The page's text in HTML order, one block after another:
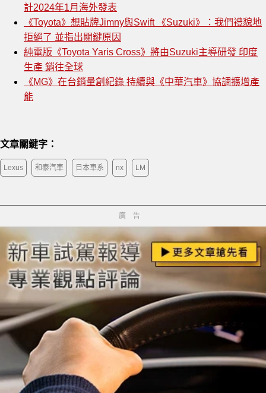
計2024年1月海外發表
《Toyota》想貼牌Jimny與Swift 《Suzuki》：我們禮貌地
拒絕了 並指出關鍵原因
純電版《Toyota Yaris Cross》將由Suzuki主導研發 印度
生產 銷往全球
《MG》在台銷量創紀錄 持續與《中華汽車》協調擴增產
能
文章關鍵字：
Lexus 和泰汽車 日本車系 nx LM
廣告